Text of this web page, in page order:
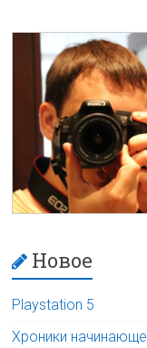
Новое
Playstation 5
Хроники